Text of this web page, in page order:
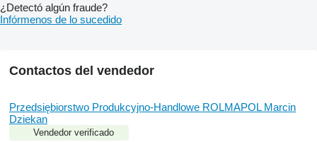
¿Detectó algún fraude?
Infórmenos de lo sucedido
Contactos del vendedor
Przedsiębiorstwo Produkcyjno-Handlowe ROLMAPOL Marcin
Dziekan
Vendedor verificado